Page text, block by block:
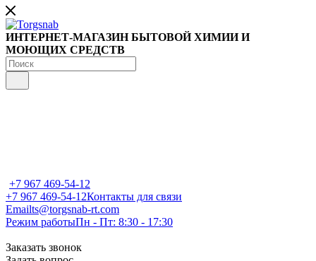
ИНТЕРНЕТ-МАГАЗИН БЫТОВОЙ ХИМИИ И
МОЮЩИХ СРЕДСТВ
+7 967 469-54-12
+7 967 469-54-12Контакты для связи
Emailts@torgsnab-rt.com
Режим работыПн - Пт: 8:30 - 17:30
Заказать звонок